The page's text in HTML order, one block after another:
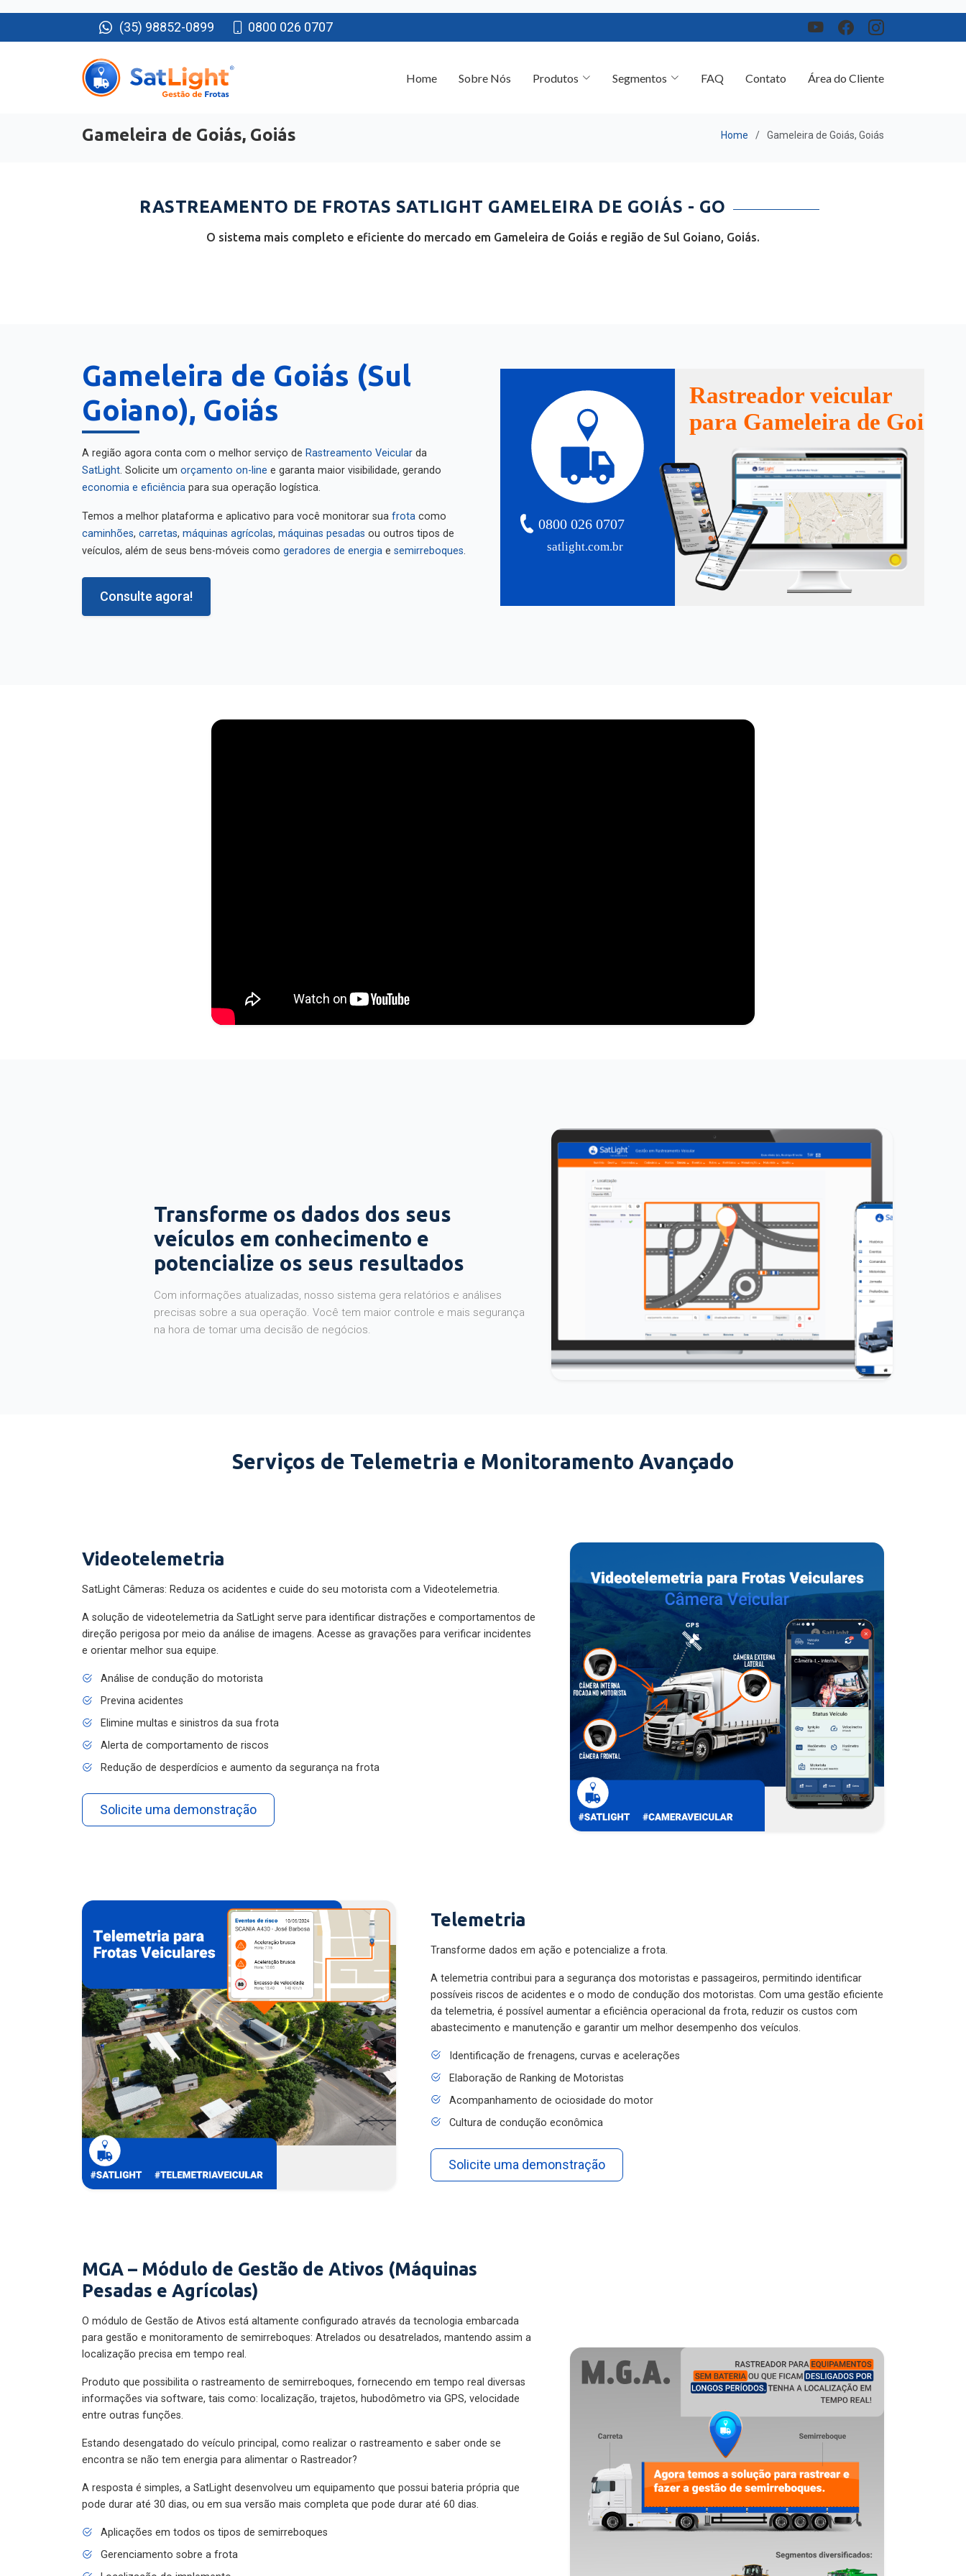
(35) 98852-0899 0800 026 0707
Gameleira de Goiás, Goiás
RASTREAMENTO DE FROTAS SATLIGHT GAMELEIRA DE GOIÁS - GO
O sistema mais completo e eficiente do mercado em Gameleira de Goiás e região de Sul Goiano, Goiás.
Gameleira de Goiás (Sul
Goiano), Goiás
A região agora conta com o melhor serviço de Rastreamento Veicular
da
SatLight
. Solicite um orçamento on-line
e garanta maior visibilidade, gerando
economia e eficiência
para sua operação logística.
Temos a melhor plataforma e aplicativo para você monitorar sua frota
caminhões
máquinas agrícolas máquinas pesadas
ou outros tipos de
veículos, além de seus bens-móveis como
geradores de energia semirreboques
Consulte agora!
satlight.com.br
0800 026 0707
Rastreador veicular
para Gameleira de Goiás
Transforme os dados dos seus
veículos em conhecimento e
potencialize os seus resultados
Com informações atualizadas, nosso sistema gera relatórios e análises
precisas sobre a sua operação. Você tem maior controle e mais segurança
na hora de tomar uma decisão de negócios.
Serviços de Telemetria e Monitoramento Avançado
Videotelemetria
SatLight Câmeras: Reduza os acidentes e cuide do seu motorista com a Videotelemetria.
A solução de videotelemetria da SatLight serve para identificar distrações e comportamentos de
direção perigosa por meio da análise de imagens. Acesse as gravações para verificar incidentes
e orientar melhor sua equipe.
Análise de condução do motorista
Previna acidentes
Elimine multas e sinistros da sua frota
Alerta de comportamento de riscos
Redução de desperdícios e aumento da segurança na frota
Solicite uma demonstração
Telemetria
Transforme dados em ação e potencialize a frota.
A telemetria contribui para a segurança dos motoristas e passageiros, permitindo identificar
possíveis riscos de acidentes e o modo de condução dos motoristas. Com uma gestão eficiente
da telemetria, é possível aumentar a eficiência operacional da frota, reduzir os custos com
abastecimento e manutenção e garantir um melhor desempenho dos veículos.
Identificação de frenagens, curvas e acelerações
Elaboração de Ranking de Motoristas
Acompanhamento de ociosidade do motor
Cultura de condução econômica
Solicite uma demonstração
MGA – Módulo de Gestão de Ativos (Máquinas
Pesadas e Agrícolas)
O módulo de Gestão de Ativos está altamente configurado através da tecnologia embarcada
para gestão e monitoramento de semirreboques: Atrelados ou desatrelados, mantendo assim a
localização precisa em tempo real.
Produto que possibilita o rastreamento de semirreboques, fornecendo em tempo real diversas
informações via software, tais como: localização, trajetos, hubodômetro via GPS, velocidade
entre outras funções.
Estando desengatado do veículo principal, como realizar o rastreamento e saber onde se
encontra se não tem energia para alimentar o Rastreador?
A resposta é simples, a SatLight desenvolveu um equipamento que possui bateria própria que
pode durar até 30 dias, ou em sua versão mais completa que pode durar até 60 dias.
Aplicações em todos os tipos de semirreboques
Gerenciamento sobre a frota
Localização do implemento